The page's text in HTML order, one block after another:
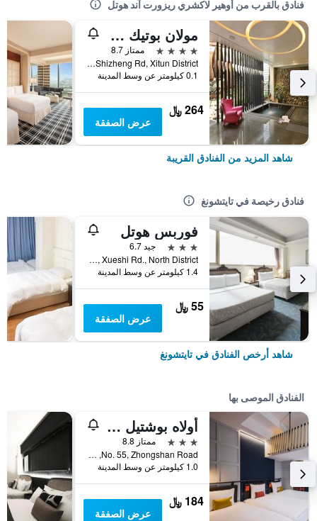
فنادق بالقرب من أوهير لاكشري ريزورت آند هوتل
مولان بوتيك هوتل - تايتشونج برانش
4 نجوم
ممتاز 8.7
No. 245, Shizheng Rd, Xitun District, تايتشونغ, تايوان
0.1 كيلومتر عن وسط المدينة
264 ﷼
عرض الصفقة
شاهد المزيد من الفنادق القريبة
فنادق رخيصة في تايتشونغ
فوربس هوتل
3 نجوم
جيد 6.7
No.181, Xueshi Rd., North District, تايتشونغ, تايوان
1.4 كيلومتر عن وسط المدينة
55 ﷼
عرض الصفقة
شاهد أرخص الفنادق في تايتشونغ
الفنادق الموصى بها
أولاه بوشتيل - تايتشونج ستيشن
3 نجوم
ممتاز 8.8
No. 55, Zhongshan Road, تايتشونغ, تايوان
1.0 كيلومتر عن وسط المدينة
184 ﷼
عرض الصفقة